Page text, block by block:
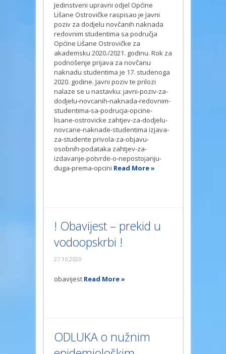
Jedinstveni upravni odjel Općine
Lišane Ostrovičke raspisao je Javni
poziv za dodjelu novčanih naknada
redovnim studentima sa područja
Općine Lišane Ostrovičke za
akademsku 2020./2021. godinu. Rok za
podnošenje prijava za novčanu
naknadu studentima je 17. studenoga
2020. godine. Javni poziv te prilozi
nalaze se u nastavku: javni-poziv-za-
dodjelu-novcanih-naknada-redovnim-
studentima-sa-podrucja-opcine-
lisane-ostrovicke zahtjev-za-dodjelu-
novcane-naknade-studentima izjava-
za-studente privola-za-objavu-
osobnih-podataka zahtjev-za-
izdavanje-potvrde-o-nepostojanju-
duga-prema-opcini Read More »
! Obavijest – prekid u
vodoopskrbi !
27.10.2020
obavijest Read More »
ODLUKA o nužnim